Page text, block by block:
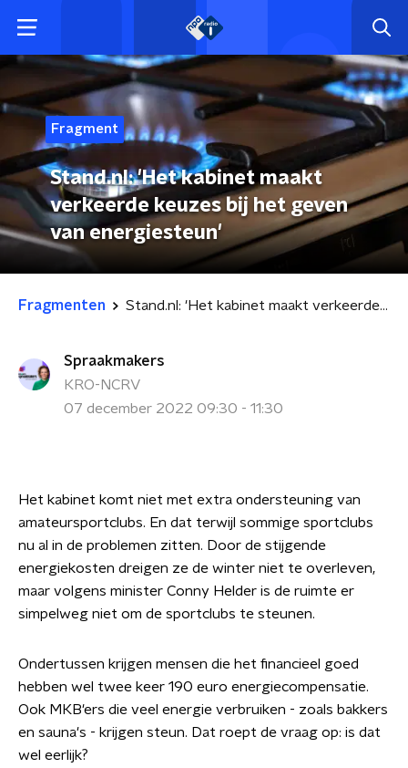
Fragment
Stand.nl: 'Het kabinet maakt
verkeerde keuzes bij het geven
van energiesteun'
Fragmenten Stand.nl: 'Het kabinet maakt verkeerde keuzes bij het geven van energiesteun'
Spraakmakers
KRO-NCRV
07 december 2022 09:30 - 11:30
Het kabinet komt niet met extra ondersteuning van
amateursportclubs. En dat terwijl sommige sportclubs
nu al in de problemen zitten. Door de stijgende
energiekosten dreigen ze de winter niet te overleven,
maar volgens minister Conny Helder is de ruimte er
simpelweg niet om de sportclubs te steunen.
Ondertussen krijgen mensen die het financieel goed
hebben wel twee keer 190 euro energiecompensatie.
Ook MKB'ers die veel energie verbruiken - zoals bakkers
en sauna's - krijgen steun. Dat roept de vraag op: is dat
wel eerlijk?